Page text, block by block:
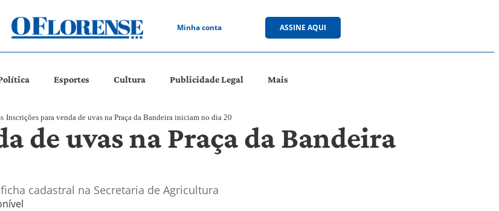
Minha conta ASSINE AQUI
Esportes Cultura Publicidade Legal Mais
Inscrições para venda de uvas na Praça da Bandeira iniciam no dia 20
de uvas na Praça da Bandeira
cadastral na Secretaria de Agricultura